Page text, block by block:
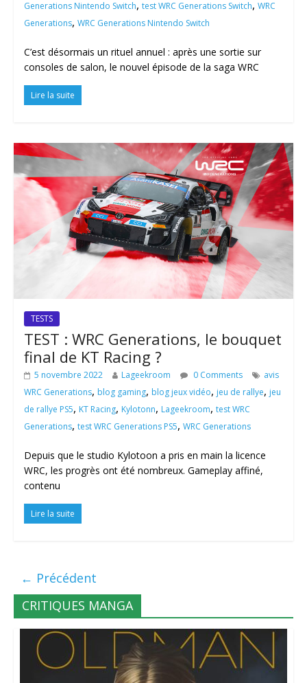
Generations Nintendo Switch, test WRC Generations Switch, WRC
Generations, WRC Generations Nintendo Switch
C’est désormais un rituel annuel : après une sortie sur
consoles de salon, le nouvel épisode de la saga WRC
Lire la suite
TESTS
TEST : WRC Generations, le bouquet
final de KT Racing ?
5 novembre 2022 Lageekroom 0 Comments
avis
WRC Generations, blog gaming, blog jeux vidéo, jeu de rallye, jeu
de rallye PS5, KT Racing, Kylotonn, Lageekroom, test WRC
Generations, test WRC Generations PS5, WRC Generations
Depuis que le studio Kylotoon a pris en main la licence
WRC, les progrès ont été nombreux. Gameplay affiné,
contenu
Lire la suite
← Précédent
CRITIQUES MANGA